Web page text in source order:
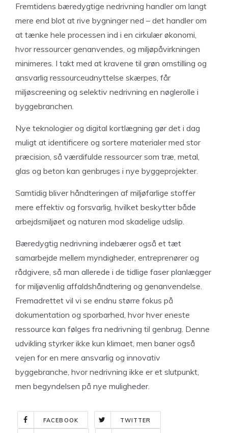
Fremtidens bæredygtige nedrivning handler om langt
mere end blot at rive bygninger ned – det handler om
at tænke hele processen ind i en cirkulær økonomi,
hvor ressourcer genanvendes, og miljøpåvirkningen
minimeres. I takt med at kravene til grøn omstilling og
ansvarlig ressourceudnyttelse skærpes, får
miljøscreening og selektiv nedrivning en nøglerolle i
byggebranchen.
Nye teknologier og digital kortlægning gør det i dag
muligt at identificere og sortere materialer med stor
præcision, så værdifulde ressourcer som træ, metal,
glas og beton kan genbruges i nye byggeprojekter.
Samtidig bliver håndteringen af miljøfarlige stoffer
mere effektiv og forsvarlig, hvilket beskytter både
arbejdsmiljøet og naturen mod skadelige udslip.
Bæredygtig nedrivning indebærer også et tæt
samarbejde mellem myndigheder, entreprenører og
rådgivere, så man allerede i de tidlige faser planlægger
for miljøvenlig affaldshåndtering og genanvendelse.
Fremadrettet vil vi se endnu større fokus på
dokumentation og sporbarhed, hvor hver eneste
ressource kan følges fra nedrivning til genbrug. Denne
udvikling styrker ikke kun klimaet, men baner også
vejen for en mere ansvarlig og innovativ
byggebranche, hvor nedrivning ikke er et slutpunkt,
men begyndelsen på nye muligheder.
FACEBOOK TWITTER